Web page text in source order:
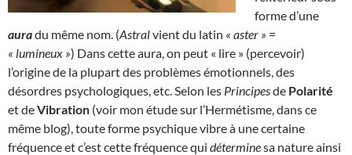
forme d’une
auradu même nom. (Astralvient du latin « aster » =
« lumineux ») Dans cette aura, on peut « lire » (percevoir)
l’origine de la plupart des problèmes émotionnels, des
désordres psychologiques, etc. Selon les Principesde Polarité
et deVibration (voir mon étude sur l’Hermétisme, dans ce
même blog), toute forme psychique vibre à une certaine
fréquence et c’est cette fréquence qui déterminesa nature ainsi